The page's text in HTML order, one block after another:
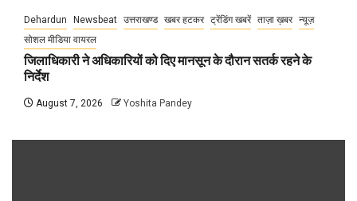
Dehardun Newsbeat उत्तराखण्ड खबर हटकर ट्रेंडिंग खबरें ताज़ा ख़बर न्यूज़
सोशल मीडिया वायरल
जिलाधिकारी ने अधिकारियों को दिए मानसून के दौरान सतर्क रहने के
निर्देश
August 7, 2026 Yoshita Pandey